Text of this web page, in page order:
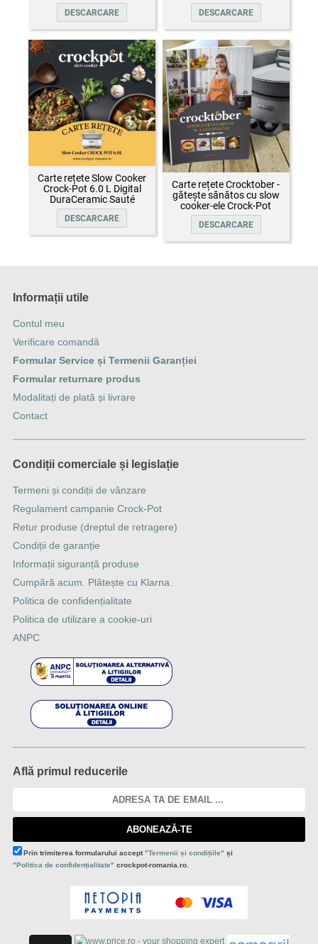
DESCARCARE DESCARCARE
Carte rețete Slow Cooker
Crock-Pot 6.0 L Digital
DuraCeramic Sauté
DESCARCARE
Carte rețete Crocktober -
gătește sănătos cu slow
cooker-ele Crock-Pot
DESCARCARE
Informații utile
Contul meu
Verificare comandă
Formular Service și Termenii Garanției
Formular returnare produs
Modalitați de plată și livrare
Contact
Condiții comerciale și legislație
Termeni și condiții de vânzare
Regulament campanie Crock-Pot
Retur produse (dreptul de retragere)
Condiții de garanție
Informații siguranță produse
Cumpără acum. Plătește cu Klarna.
Politica de confidențialitate
Politica de utilizare a cookie-uri
ANPC
Află primul reducerile
ABONEAZĂ-TE
Prin trimiterea formularului accept"Termenii și condițiile" și
"Politica de confidențialitate" crockpot-romania.ro.